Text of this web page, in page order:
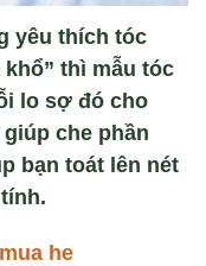
yêu thích tóc
thì mẫu tóc
lo sợ đó cho
che phần
bạn toát lên nét
he